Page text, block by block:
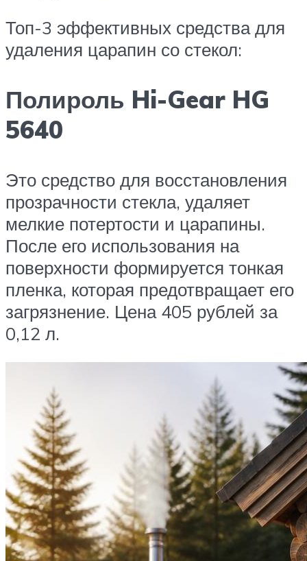
Топ-3 эффективных средства для
удаления царапин со стекол:
Полироль Hi-Gear HG
5640
Это средство для восстановления
прозрачности стекла, удаляет
мелкие потертости и царапины.
После его использования на
поверхности формируется тонкая
пленка, которая предотвращает его
загрязнение. Цена 405 рублей за
0,12 л.